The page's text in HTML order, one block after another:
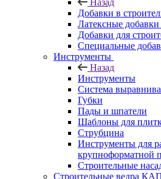
Назад
Добавки в
Латексные
Добавки для
Специальные
Инструменты
Назад
Инструменты
Система
Губки
Пады и шпатели
Шаблоны для
Струбцина
Инструменты для
крупноформатной
Строительные
Строительные ведра